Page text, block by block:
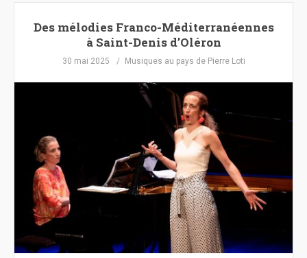
Des mélodies Franco-Méditerranéennes
à Saint-Denis d’Oléron
30 mai 2025 Musiques au pays de Pierre Loti